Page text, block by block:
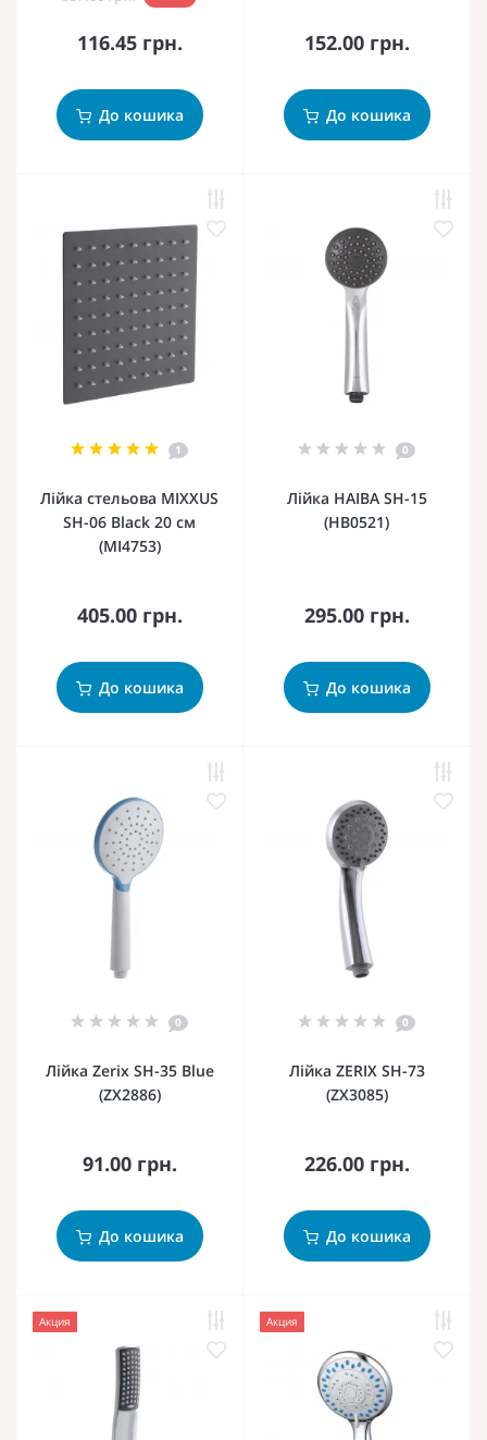
116.45 грн.
До кошика
152.00 грн.
До кошика
1
Лійка стельова MIXXUS
SH-06 Black 20 см
(MI4753)
405.00 грн.
До кошика
0
Лійка HAIBA SH-15
(HB0521)
295.00 грн.
До кошика
0
Лійка Zerix SH-35 Blue
(ZX2886)
91.00 грн.
До кошика
0
Лійка ZERIX SH-73
(ZX3085)
226.00 грн.
До кошика
Акция Акция